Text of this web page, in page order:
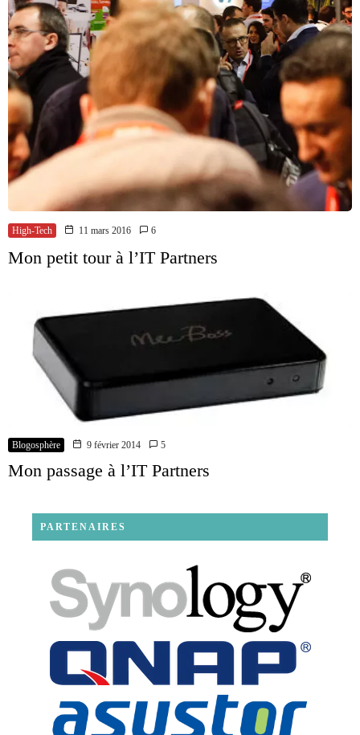
High-Tech 11 mars 2016 6
Mon petit tour à l’IT Partners
Blogosphère 9 février 2014 5
Mon passage à l’IT Partners
PARTENAIRES